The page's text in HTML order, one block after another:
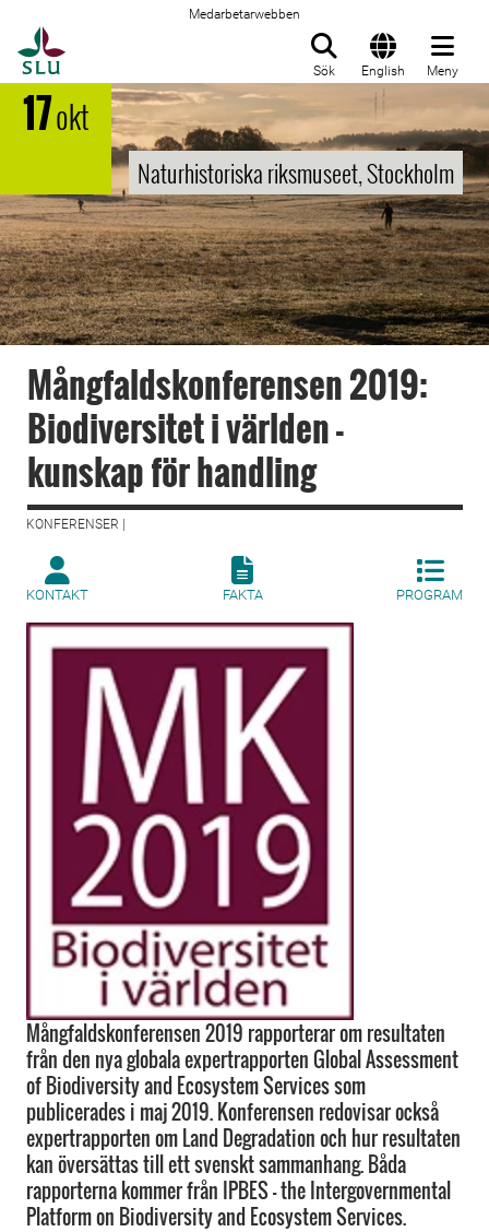
Medarbetarwebben
Sök English Meny
17okt
Naturhistoriska riksmuseet, Stockholm
Mångfaldskonferensen 2019:
Biodiversitet i världen -
kunskap för handling
KONFERENSER |
KONTAKT FAKTA PROGRAM
Mångfaldskonferensen 2019 rapporterar om resultaten
från den nya globala expertrapporten Global Assessment
of Biodiversity and Ecosystem Services som
publicerades i maj 2019. Konferensen redovisar också
expertrapporten om Land Degradation och hur resultaten
kan översättas till ett svenskt sammanhang. Båda
rapporterna kommer från IPBES - the Intergovernmental
Platform on Biodiversity and Ecosystem Services.